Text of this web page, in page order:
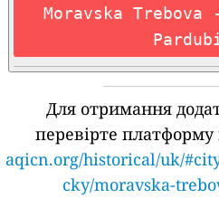
Moravska
Для отримання
перевірте
aqicn.org/historical/uk/
cky/moravska-